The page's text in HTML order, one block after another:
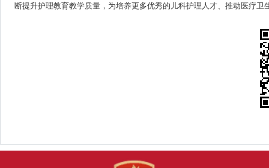
断提升护理教育教学质量，为培养更多优秀的儿科护理人才、推动医疗卫